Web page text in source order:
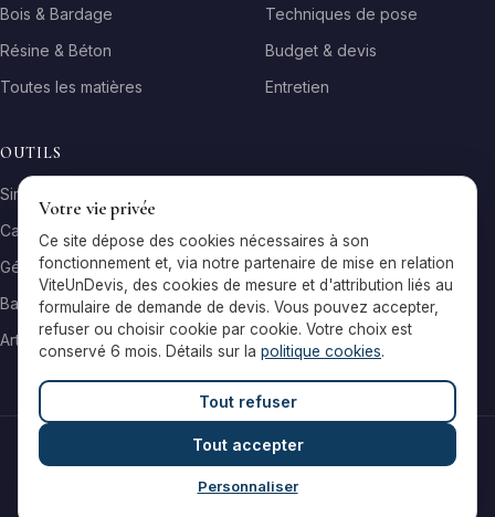
Bois & Bardage
Résine & Béton
Toutes les matières
Techniques de pose
Budget & devis
Entretien
OUTILS
Simulateur matière
Calculateur surface
Générateur galerie
Baromètre de prix
Artisans par ville
© 2026 Reflets & Matières — Tous droits réservés
Mentions légales
Cookies
Votre vie privée
Ce site dépose des cookies nécessaires à son
fonctionnement et, via notre partenaire de mise en relation
ViteUnDevis, des cookies de mesure et d'attribution liés au
formulaire de demande de devis. Vous pouvez accepter,
refuser ou choisir cookie par cookie. Votre choix est
conservé 6 mois. Détails sur la politique cookies.
Tout refuser
Tout accepter
Personnaliser